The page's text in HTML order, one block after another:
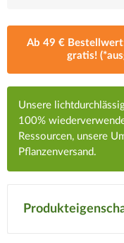
Ab 49 €
gratis!
Unsere
100%
Ressourcen, unsere
Pflanzenversand.